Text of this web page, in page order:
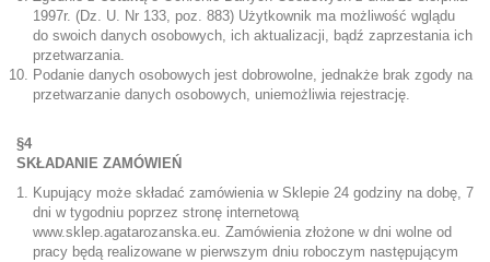
1997r. (Dz. U. Nr 133, poz. 883) Użytkownik ma możliwość wglądu
do swoich danych osobowych, ich aktualizacji, bądź zaprzestania ich
przetwarzania.
Podanie danych osobowych jest dobrowolne, jednakże brak zgody na
przetwarzanie danych osobowych, uniemożliwia rejestrację.
§4
SKŁADANIE ZAMÓWIEŃ
Kupujący może składać zamówienia w Sklepie 24 godziny na dobę, 7
dni w tygodniu poprzez stronę internetową
www.sklep.agatarozanska.eu. Zamówienia złożone w dni wolne od
pracy będą realizowane w pierwszym dniu roboczym następującym